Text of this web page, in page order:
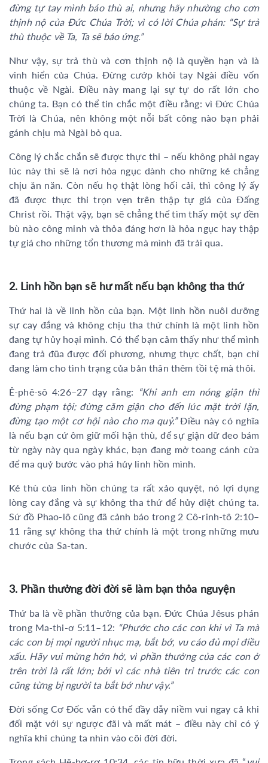
đừng tự tay mình báo thù ai, nhưng hãy nhường cho cơn
thịnh nộ của Đức Chúa Trời; vì có lời Chúa phán: “Sự trả
thù thuộc về Ta, Ta sẽ báo ứng.”
Như vậy, sự trả thù và cơn thịnh nộ là quyền hạn và là
vinh hiển của Chúa. Đừng cướp khỏi tay Ngài điều vốn
thuộc về Ngài. Điều này mang lại sự tự do rất lớn cho
chúng ta. Bạn có thể tin chắc một điều rằng: vì Đức Chúa
Trời là Chúa, nên không một nỗi bất công nào bạn phải
gánh chịu mà Ngài bỏ qua.
Công lý chắc chắn sẽ được thực thi – nếu không phải ngay
lúc này thì sẽ là nơi hỏa ngục dành cho những kẻ chẳng
chịu ăn năn. Còn nếu họ thật lòng hối cải, thì công lý ấy
đã được thực thi trọn vẹn trên thập tự giá của Đấng
Christ rồi. Thật vậy, bạn sẽ chẳng thể tìm thấy một sự đền
bù nào công minh và thỏa đáng hơn là hỏa ngục hay thập
tự giá cho những tổn thương mà mình đã trải qua.
2. Linh hồn bạn sẽ hư mất nếu bạn không tha thứ
Thứ hai là về linh hồn của bạn. Một linh hồn nuôi dưỡng
sự cay đắng và không chịu tha thứ chính là một linh hồn
đang tự hủy hoại mình. Có thể bạn cảm thấy như thể mình
đang trả đũa được đối phương, nhưng thực chất, bạn chỉ
đang làm cho tình trạng của bản thân thêm tồi tệ mà thôi.
Ê-phê-sô 4:26–27 dạy rằng:
“Khi anh em nóng giận thì
đừng phạm tội; đừng căm giận cho đến lúc mặt trời lặn,
đừng tạo một cơ hội nào cho ma quỷ.”Điều này có nghĩa
là nếu bạn cứ ôm giữ mối hận thù, để sự giận dữ đeo bám
từ ngày này qua ngày khác, bạn đang mở toang cánh cửa
để ma quỷ bước vào phá hủy linh hồn mình.
Kẻ thù của linh hồn chúng ta rất xảo quyệt, nó lợi dụng
lòng cay đắng và sự không tha thứ để hủy diệt chúng ta.
Sứ đồ Phao-lô cũng đã cảnh báo trong 2 Cô-rinh-tô 2:10–
11 rằng sự không tha thứ chính là một trong những mưu
chước của Sa-tan.
3. Phần thưởng đời đời sẽ làm bạn thỏa nguyện
Thứ ba là về phần thưởng của bạn. Đức Chúa Jêsus phán
trong Ma-thi-ơ 5:11–12: “Phước cho các con khi vì Ta mà
các con bị mọi người nhục mạ, bắt bớ, vu cáo đủ mọi điều
xấu. Hãy vui mừng hớn hở, vì phần thưởng của các con ở
trên trời là rất lớn; bởi vì các nhà tiên tri trước các con
cũng từng bị người ta bắt bớ như vậy.”
Đời sống Cơ Đốc vẫn có thể đầy dẫy niềm vui ngay cả khi
đối mặt với sự ngược đãi và mất mát – điều này chỉ có ý
nghĩa khi chúng ta nhìn vào cõi đời đời.